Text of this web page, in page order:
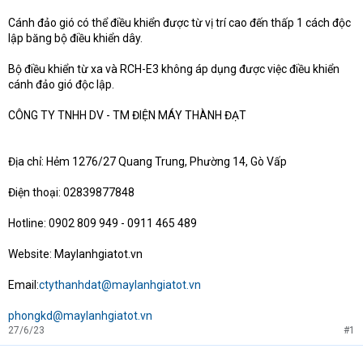
Cánh đảo gió có thể điều khiển được từ vị trí cao đến thấp 1 cách độc
lập băng bộ điều khiển dây.
Bộ điều khiển từ xa và RCH-E3 không áp dụng được việc điều khiển
cánh đảo gió độc lập.
CÔNG TY TNHH DV - TM ĐIỆN MÁY THÀNH ĐẠT
Địa chỉ: Hẻm 1276/27 Quang Trung, Phường 14, Gò Vấp
Điện thoại: 02839877848
Hotline: 0902 809 949 - 0911 465 489
Website: Maylanhgiatot.vn
Email:ctythanhdat@maylanhgiatot.vn
phongkd@maylanhgiatot.vn
27/6/23 #1